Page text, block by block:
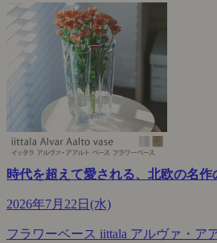
時代を超えて愛される、北欧の名作
2026年7月22日(水)
フラワーベース iittala アルヴァ・ア